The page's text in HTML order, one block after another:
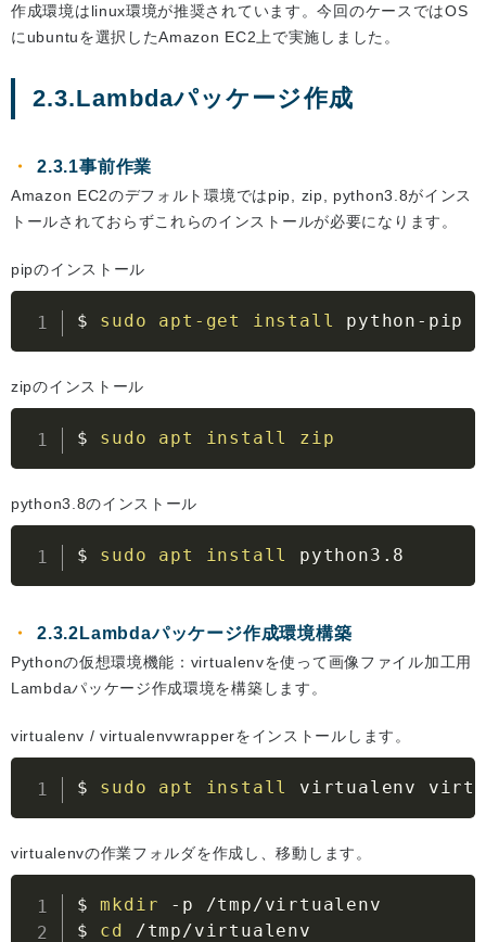
作成環境はlinux環境が推奨されています。今回のケースではOS
にubuntuを選択したAmazon EC2上で実施しました。
2.3.Lambdaパッケージ作成
2.3.1事前作業
Amazon EC2のデフォルト環境ではpip, zip, python3.8がインス
トールされておらずこれらのインストールが必要になります。
pipのインストール
$ sudo apt-get install python-pip
zipのインストール
$ sudo apt install zip
python3.8のインストール
$ sudo apt install python3.8
2.3.2Lambdaパッケージ作成環境構築
Pythonの仮想環境機能：virtualenvを使って画像ファイル加工用
Lambdaパッケージ作成環境を構築します。
virtualenv / virtualenvwrapperをインストールします。
$ sudo apt install virtualenv
virtualenvの作業フォルダを作成し、移動します。
$ mkdir -p /tmp/virtualenv
$ cd /tmp/virtualenv